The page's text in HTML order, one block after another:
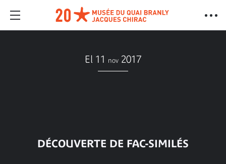
El 11 nov 2017
DÉCOUVERTE DE FAC-SIMILÉS